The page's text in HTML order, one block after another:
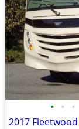
• • •
2017